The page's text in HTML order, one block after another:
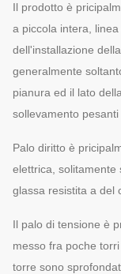
Il prodotto è
a piccola intera,
dell'installazione
generalmente
pianura ed il lato
sollevamento pesanti
Palo diritto è
elettrica, solitamente
glassa resistita a del
Il palo di tensione è
messo fra poche
torre sono